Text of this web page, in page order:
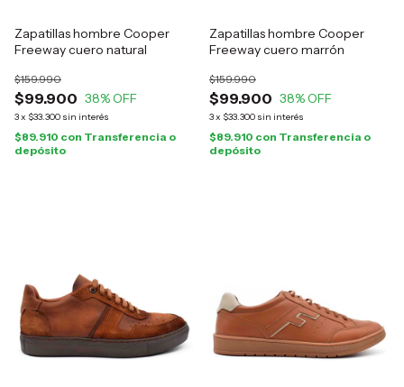
Zapatillas hombre Cooper
Freeway cuero natural
$99.900
$159.990
38% OFF
3x $33.300 sin interés
$89.910 con Transferencia o
depósito
Zapatillas hombre Cooper
Freeway cuero marrón
$99.900
$159.990
38% OFF
3x $33.300 sin interés
$89.910 con Transferencia o
depósito